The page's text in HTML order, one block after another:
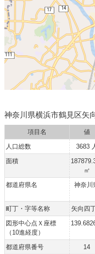
神奈川県横浜市鶴見区矢
項目名 値
人口総数
3683
面積
㎡
都道府県名 神奈川
町丁・字等名称
矢向四
図形中心点Ｘ座標
（10進経度）
都道府県番号 14